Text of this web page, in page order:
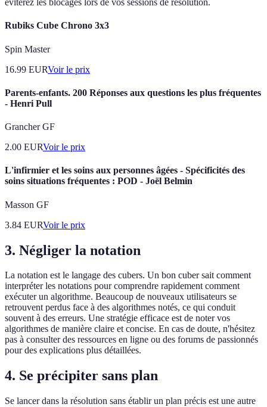
éviterez les blocages lors de vos sessions de résolution.
Rubiks Cube Chrono 3x3
Spin Master
16.99 EURVoir le prix
Parents-enfants. 200 Réponses aux questions les plus fréquentes
- Henri Pull
Grancher GF
2.00 EURVoir le prix
L'infirmier et les soins aux personnes âgées - Spécificités des
soins situations fréquentes : POD - Joël Belmin
Masson GF
3.84 EURVoir le prix
3. Négliger la notation
La notation est le langage des cubers. Un bon cuber sait comment
interpréter les notations pour comprendre rapidement comment
exécuter un algorithme. Beaucoup de nouveaux utilisateurs se
retrouvent perdus face à des algorithmes notés, ce qui conduit
souvent à des erreurs. Une stratégie efficace est de noter vos
algorithmes de manière claire et concise. En cas de doute, n'hésitez
pas à consulter des ressources en ligne ou des forums de passionnés
pour des explications plus détaillées.
4. Se précipiter sans plan
Se lancer dans la résolution sans établir un plan précis est une autre